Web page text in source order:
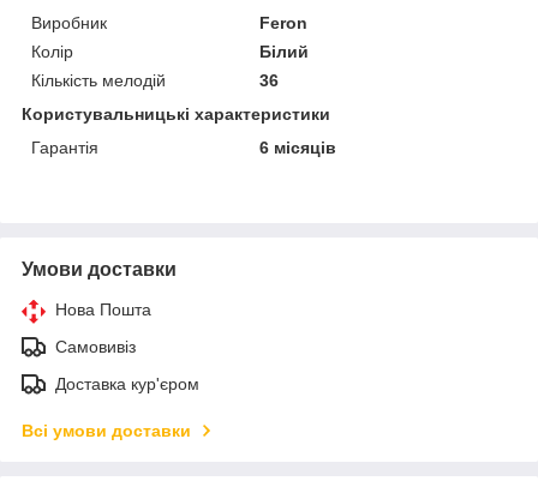
Виробник
Feron
Колір
Білий
Кількість мелодій
36
Користувальницькі характеристики
Гарантія
6 місяців
Умови доставки
Нова Пошта
Самовивіз
Доставка кур'єром
Всі умови доставки